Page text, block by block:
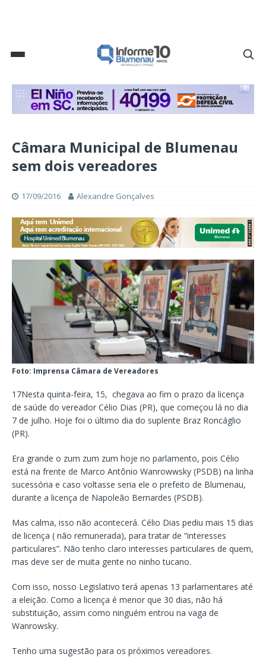
Câmara Municipal de Blumenau
sem dois vereadores
17/09/2016 Alexandre Gonçalves
Foto: Imprensa Câmara de Vereadores
17Nesta quinta-feira, 15, chegava ao fim o prazo da licença
de saúde do vereador Célio Dias (PR), que começou lá no dia
7 de julho. Hoje foi o último dia do suplente Braz Roncáglio
(PR).
Era grande o zum zum zum hoje no parlamento, pois Célio
está na frente de Marco Antônio Wanrowwsky (PSDB) na linha
sucessória e caso voltasse seria ele o prefeito de Blumenau,
durante a licença de Napoleão Bernardes (PSDB).
Mas calma, isso não acontecerá. Célio Dias pediu mais 15 dias
de licença ( não remunerada), para tratar de “interesses
particulares”. Não tenho claro interesses particulares de quem,
mas deve ser de muita gente no ninho tucano.
Com isso, nosso Legislativo terá apenas 13 parlamentares até
a eleição. Como a licença é menor que 30 dias, não há
substituição, assim como ninguém entrou na vaga de
Wanrowsky.
Tenho uma sugestão para os próximos vereadores.